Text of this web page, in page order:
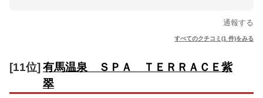
通報する
すべてのクチコミ(1 件)をみる
[11位] 有馬温泉 ＳＰＡ ＴＥＲＲＡＣＥ紫
翠